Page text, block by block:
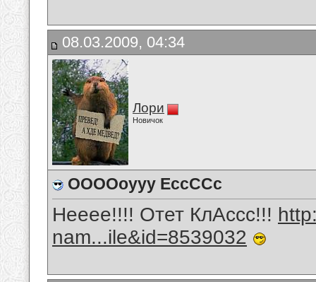
08.03.2009, 04:34
Лори
Новичок
ООООоууу ЕссССс
Нееее!!!! Отет КлАссс!!!
nam...ile&id=8539032